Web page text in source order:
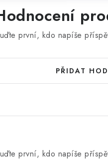
první, kdo napíše
PŘIDAT
první, kdo napíše